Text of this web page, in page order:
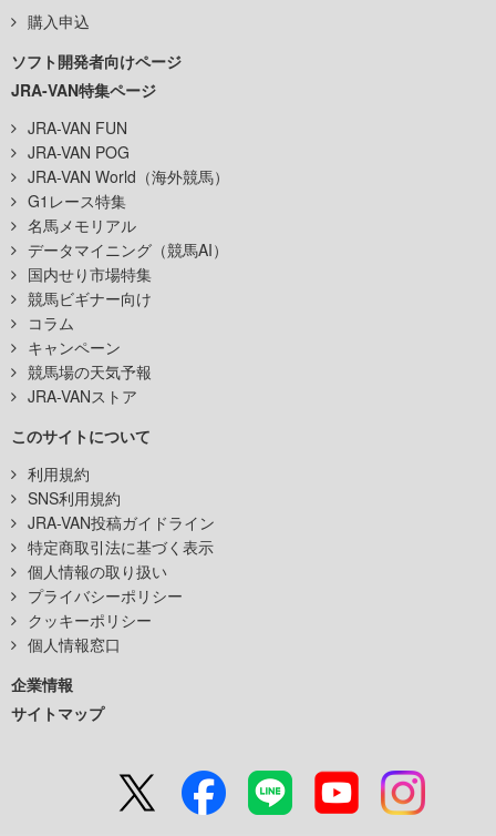
購入申込
ソフト開発者向けページ
JRA-VAN特集ページ
JRA-VAN FUN
JRA-VAN POG
JRA-VAN World（海外競馬）
G1レース特集
名馬メモリアル
データマイニング（競馬AI）
国内せり市場特集
競馬ビギナー向け
コラム
キャンペーン
競馬場の天気予報
JRA-VANストア
このサイトについて
利用規約
SNS利用規約
JRA-VAN投稿ガイドライン
特定商取引法に基づく表示
個人情報の取り扱い
プライバシーポリシー
クッキーポリシー
個人情報窓口
企業情報
サイトマップ